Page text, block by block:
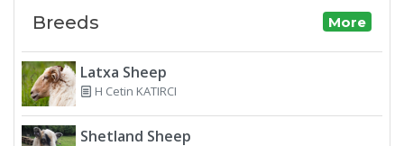
Breeds More
Latxa Sheep
H Cetin KATIRCI
Shetland Sheep